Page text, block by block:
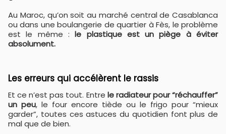
Au Maroc, qu’on soit au marché central de Casablanca
ou dans une boulangerie de quartier à Fès, le problème
est le même :le plastique est un piège à éviter
absolument.
Les erreurs qui accélèrent le rassis
Et ce n’est pas tout. Entre le radiateur pour “réchauffer”
un peu, le four encore tiède ou le frigo pour “mieux
garder”, toutes ces astuces du quotidien font plus de
mal que de bien.